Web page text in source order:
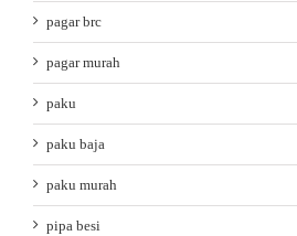
pagar brc
pagar murah
paku
paku baja
paku murah
pipa besi